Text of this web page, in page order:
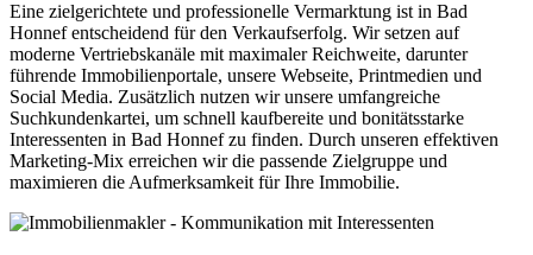
Eine zielgerichtete und professionelle Vermarktung ist in Bad
Honnef entscheidend für den Verkaufserfolg. Wir setzen auf
moderne Vertriebskanäle mit maximaler Reichweite, darunter
führende Immobilienportale, unsere Webseite, Printmedien und
Social Media. Zusätzlich nutzen wir unsere umfangreiche
Suchkundenkartei, um schnell kaufbereite und bonitätsstarke
Interessenten in Bad Honnef zu finden. Durch unseren effektiven
Marketing-Mix erreichen wir die passende Zielgruppe und
maximieren die Aufmerksamkeit für Ihre Immobilie.